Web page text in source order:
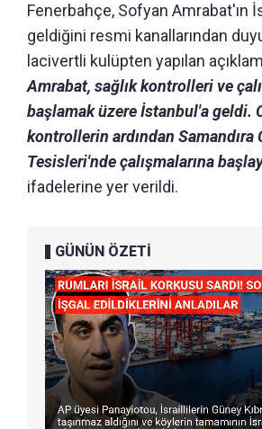
Fenerbahçe, Sofyan Amrabat'ın
geldiğini resmi kanallarından
lacivertli kulüpten yapılan
Amrabat, sağlık kontrolleri ve
başlamak üzere İstanbul'a geldi.
kontrollerin ardından Samandıra
Tesisleri'nde çalışmalarına
ifadelerine yer verildi.
GÜNÜN ÖZETİ